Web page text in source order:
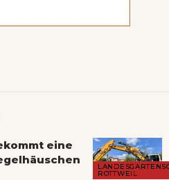
ROTTWEIL
eine